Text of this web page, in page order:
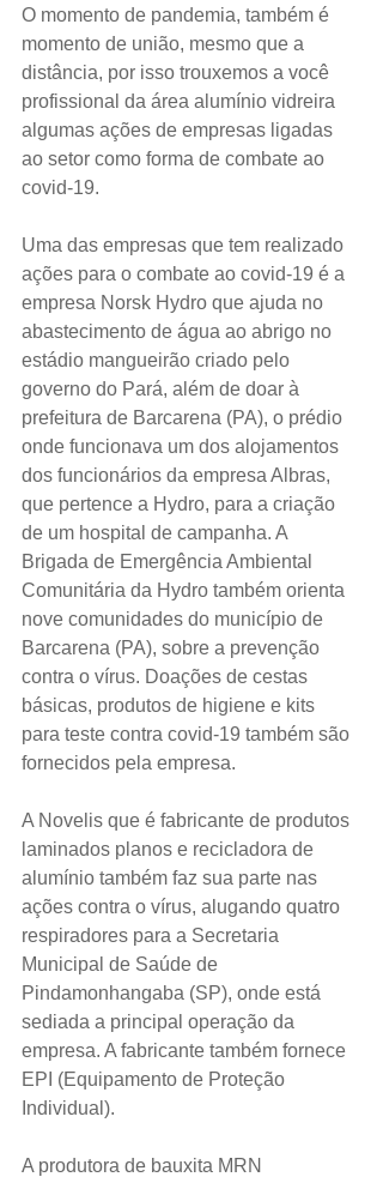
O momento de pandemia, também é
momento de união, mesmo que a
distância, por isso trouxemos a você
profissional da área alumínio vidreira
algumas ações de empresas ligadas
ao setor como forma de combate ao
covid-19.
Uma das empresas que tem realizado
ações para o combate ao covid-19 é a
empresa Norsk Hydro que ajuda no
abastecimento de água ao abrigo no
estádio mangueirão criado pelo
governo do Pará, além de doar à
prefeitura de Barcarena (PA), o prédio
onde funcionava um dos alojamentos
dos funcionários da empresa Albras,
que pertence a Hydro, para a criação
de um hospital de campanha. A
Brigada de Emergência Ambiental
Comunitária da Hydro também orienta
nove comunidades do município de
Barcarena (PA), sobre a prevenção
contra o vírus. Doações de cestas
básicas, produtos de higiene e kits
para teste contra covid-19 também são
fornecidos pela empresa.
A Novelis que é fabricante de produtos
laminados planos e recicladora de
alumínio também faz sua parte nas
ações contra o vírus, alugando quatro
respiradores para a Secretaria
Municipal de Saúde de
Pindamonhangaba (SP), onde está
sediada a principal operação da
empresa. A fabricante também fornece
EPI (Equipamento de Proteção
Individual).
A produtora de bauxita MRN